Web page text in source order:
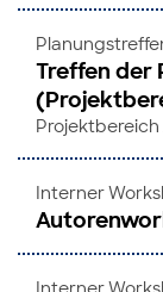
Treffen der
Projektbereich
Interner